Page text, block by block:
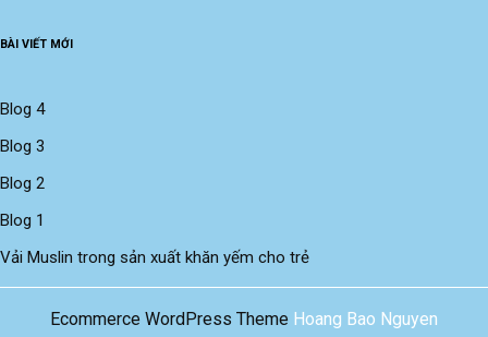
BÀI VIẾT MỚI
Blog 4
Blog 3
Blog 2
Blog 1
Vải Muslin trong sản xuất khăn yếm cho trẻ
Ecommerce WordPress Theme Hoang Bao Nguyen